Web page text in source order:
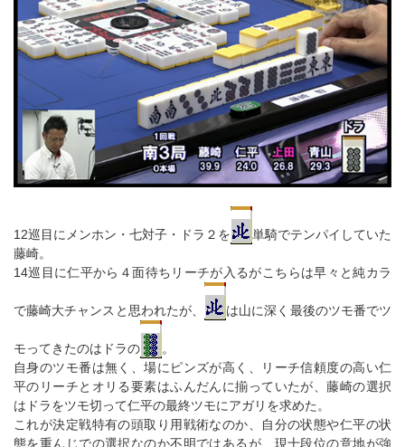
12巡目にメンホン・七対子・ドラ２を
単騎でテンパイしていた
藤崎。
14巡目に仁平から４面待ちリーチが入るがこちらは早々と純カラ
で藤崎大チャンスと思われたが、 は山に深く最後のツモ番でツ
モってきたのはドラの
。
自身のツモ番は無く、場にピンズが高く、リーチ信頼度の高い仁
平のリーチとオリる要素はふんだんに揃っていたが、藤崎の選択
はドラをツモ切って仁平の最終ツモにアガリを求めた。
これが決定戦特有の頭取り用戦術なのか、自分の状態や仁平の状
態を重んじでの選択なのか不明ではあるが、現十段位の意地が強